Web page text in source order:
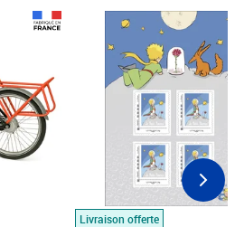
Livraison offerte
Prix 7,50€